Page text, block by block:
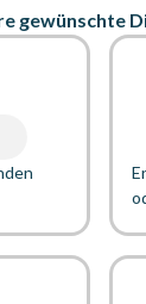
gewünschte